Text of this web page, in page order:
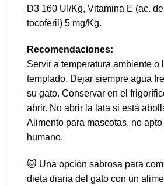
D3 160 UI/Kg, Vitamina E (ac.
tocoferil) 5 mg/Kg.
Recomendaciones:
Servir a temperatura ambiente o
templado. Dejar siempre agua
su gato. Conservar en el
abrir. No abrir la lata si está
Alimento para mascotas, no
humano.
🐱 Una opción sabrosa para
dieta diaria del gato con un